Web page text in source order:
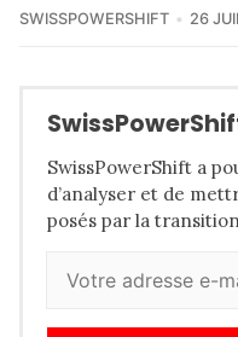
SWISSPOWERSHIFT 26
SwissPowerShift a
d’analyser et de
posés par la